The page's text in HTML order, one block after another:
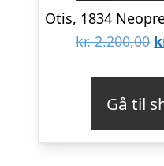
kr.2.200,00
Gå til